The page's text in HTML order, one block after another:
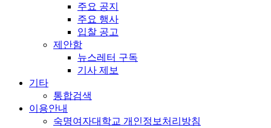
주요 공지
주요 행사
입찰 공고
제안함
뉴스레터 구독
기사 제보
기타
통합검색
이용안내
숙명여자대학교 개인정보처리방침